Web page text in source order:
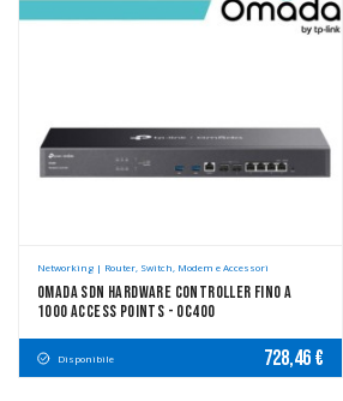
Networking | Router, Switch, Modem e Accessori
Omada SDN Hardware Controller Fino A
1000 Access Points - OC400
Disponibile 728,46 €